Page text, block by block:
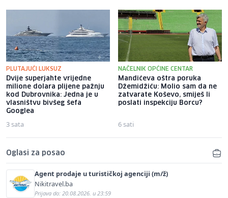
PLUTAJUĆI LUKSUZ
Dvije superjahte vrijedne
milione dolara plijene pažnju
kod Dubrovnika: Jedna je u
vlasništvu bivšeg šefa
Googlea
3 sata
NAČELNIK OPĆINE CENTAR
Mandićeva oštra poruka
Džemidžiću: Molio sam da ne
zatvarate Koševo, smiješ li
poslati inspekciju Borcu?
6 sati
Oglasi za posao
Agent prodaje u turističkoj agenciji (m/ž)
Nikitravel.ba
Prijava do: 20.08.2026. u 23:59